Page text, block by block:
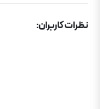
نظرات کاربران: